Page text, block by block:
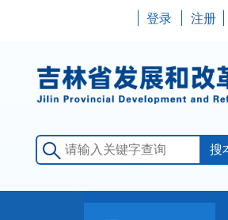
登录 注册